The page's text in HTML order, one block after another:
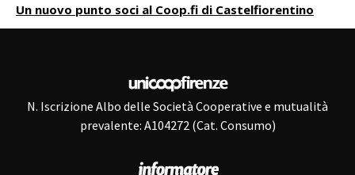
Un nuovo punto soci al Coop.fi di Castelfiorentino
N. Iscrizione Albo delle Società Cooperative e mutualità
prevalente: A104272 (Cat. Consumo)